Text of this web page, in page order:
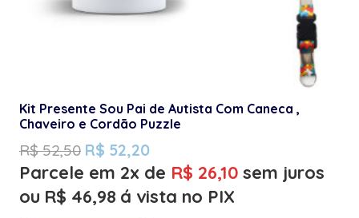
Kit Presente Sou Pai de Autista Com Caneca ,
Chaveiro e Cordão Puzzle
R$52,50 R$ 52,20
Parcele em 2x de R$ 26,10 sem juros
ou R$ 46,98 á vista no PIX